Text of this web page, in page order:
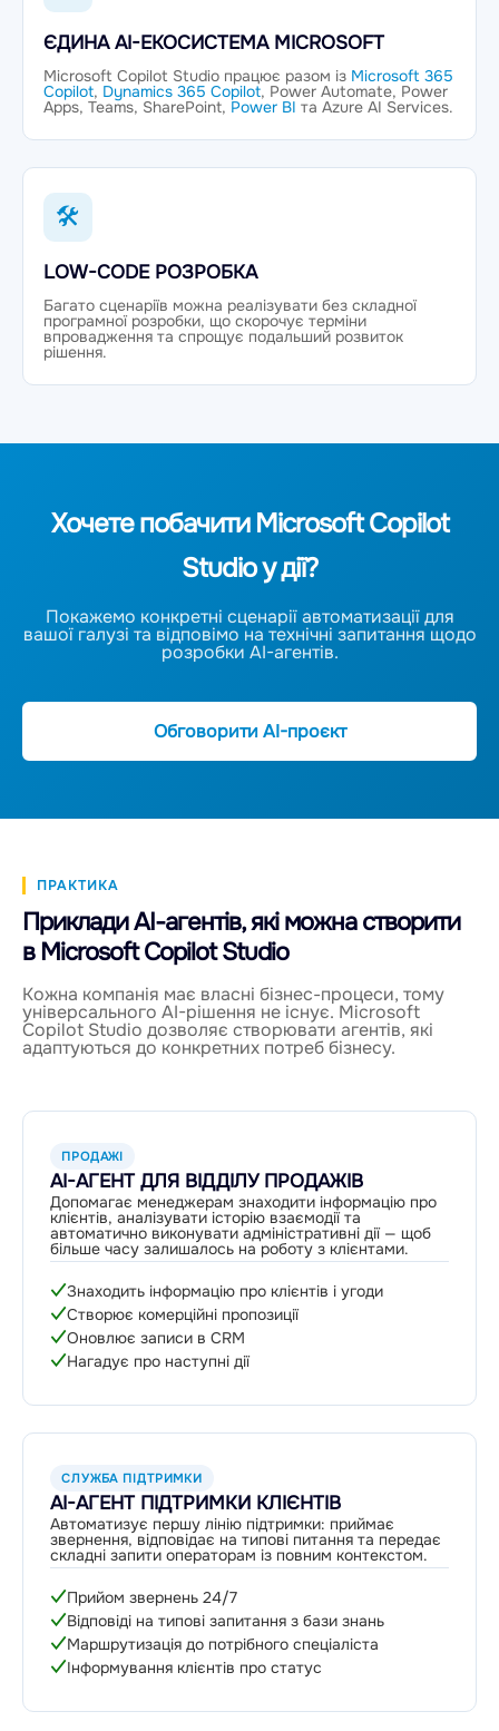
ЄДИНА AI-ЕКОСИСТЕМА MICROSOFT
Microsoft Copilot Studio працює разом із Microsoft 365
Copilot, Dynamics 365 Copilot, Power Automate, Power
Apps, Teams, SharePoint, Power BI та Azure AI Services.
🛠
LOW-CODE РОЗРОБКА
Багато сценаріїв можна реалізувати без складної
програмної розробки, що скорочує терміни
впровадження та спрощує подальший розвиток
рішення.
Хочете побачити Microsoft Copilot
Studio у дії?
Покажемо конкретні сценарії автоматизації для
вашої галузі та відповімо на технічні запитання щодо
розробки AI-агентів.
Обговорити AI-проєкт
ПРАКТИКА
Приклади AI-агентів, які можна створити
в Microsoft Copilot Studio
Кожна компанія має власні бізнес-процеси, тому
універсального AI-рішення не існує. Microsoft
Copilot Studio дозволяє створювати агентів, які
адаптуються до конкретних потреб бізнесу.
ПРОДАЖІ
AI-АГЕНТ ДЛЯ ВІДДІЛУ ПРОДАЖІВ
Допомагає менеджерам знаходити інформацію про
клієнтів, аналізувати історію взаємодії та
автоматично виконувати адміністративні дії — щоб
більше часу залишалось на роботу з клієнтами.
Знаходить інформацію про клієнтів і угоди
Створює комерційні пропозиції
Оновлює записи в CRM
Нагадує про наступні дії
СЛУЖБА ПІДТРИМКИ
AI-АГЕНТ ПІДТРИМКИ КЛІЄНТІВ
Автоматизує першу лінію підтримки: приймає
звернення, відповідає на типові питання та передає
складні запити операторам із повним контекстом.
Прийом звернень 24/7
Відповіді на типові запитання з бази знань
Маршрутизація до потрібного спеціаліста
Інформування клієнтів про статус